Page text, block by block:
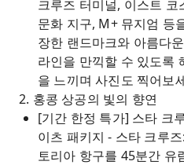
크루즈 터미널, 이스트
문화 지구, M+ 뮤지엄 등
장한 랜드마크와 아름다
라인을 만끽할 수 있도록
을 느끼며 사진도 찍어보
2. 홍콩 상공의 빛의 향연
[기간 한정 특가] 스타 크
이츠 패키지 - 스타 크루
토리아 항구를 45분간 유